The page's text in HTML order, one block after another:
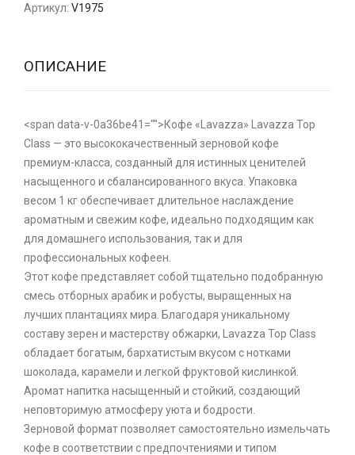
Артикул: V1975
ОПИСАНИЕ
<span data-v-0a36be41="">Кофе «Lavazza» Lavazza Top
Class — это высококачественный зерновой кофе
премиум-класса, созданный для истинных ценителей
насыщенного и сбалансированного вкуса. Упаковка
весом 1 кг обеспечивает длительное наслаждение
ароматным и свежим кофе, идеально подходящим как
для домашнего использования, так и для
профессиональных кофеен.
Этот кофе представляет собой тщательно подобранную
смесь отборных арабик и робусты, выращенных на
лучших плантациях мира. Благодаря уникальному
составу зерен и мастерству обжарки, Lavazza Top Class
обладает богатым, бархатистым вкусом с нотками
шоколада, карамели и легкой фруктовой кислинкой.
Аромат напитка насыщенный и стойкий, создающий
неповторимую атмосферу уюта и бодрости.
Зерновой формат позволяет самостоятельно измельчать
кофе в соответствии с предпочтениями и типом